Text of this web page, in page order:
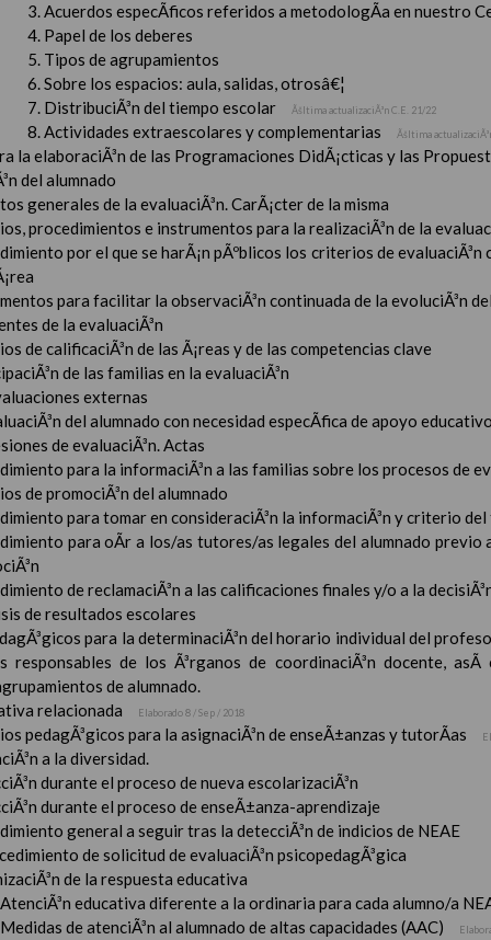
Acuerdos especÃ­ficos referidos a metodologÃ­a en nuestro
Papel de los deberes
Tipos de agrupamientos
Sobre los espacios: aula, salidas, otrosâ€¦
DistribuciÃ³n del tiempo escolar
Ãšltima actualizaciÃ³n C.E. 21/22
Actividades extraescolares y complementarias Ãšltima
la elaboraciÃ³n de las Programaciones DidÃ¡cticas y las
del alumnado
generales de la evaluaciÃ³n. CarÃ¡cter de la misma
procedimientos e instrumentos para la realizaciÃ³n de la
por el que se harÃ¡n pÃºblicos los criterios de evaluaciÃ³n
para facilitar la observaciÃ³n continuada de la evoluciÃ³n
de la evaluaciÃ³n
de calificaciÃ³n de las Ã¡reas y de las competencias clave
de las familias en la evaluaciÃ³n
externas
del alumnado con necesidad especÃ­fica de apoyo
de evaluaciÃ³n. Actas
para la informaciÃ³n a las familias sobre los procesos de
de promociÃ³n del alumnado
para tomar en consideraciÃ³n la informaciÃ³n y criterio
para oÃ­r a los/as tutores/as legales del alumnado previo
de reclamaciÃ³n a las calificaciones finales y/o a la
de resultados escolares
para la determinaciÃ³n del horario individual del
responsables de los Ã³rganos de coordinaciÃ³n docente, asÃ­
de alumnado.
relacionada
Elaborado 8 / Sep / 2018
pedagÃ³gicos para la asignaciÃ³n de enseÃ±anzas y tutorÃ­as
a la diversidad.
durante el proceso de nueva escolarizaciÃ³n
durante el proceso de enseÃ±anza-aprendizaje
general a seguir tras la detecciÃ³n de indicios de NEAE
de solicitud de evaluaciÃ³n psicopedagÃ³gica
de la respuesta educativa
AtenciÃ³n educativa diferente a la ordinaria para cada alumno/a
Medidas de atenciÃ³n al alumnado de altas capacidades (AAC)